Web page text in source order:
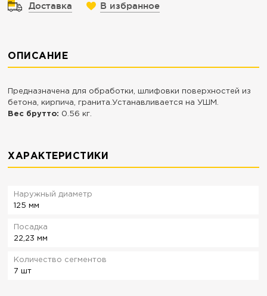
Доставка В избранное
ОПИСАНИЕ
Предназначена для обработки, шлифовки поверхностей из
бетона, кирпича, гранита.Устанавливается на УШМ.
Вес брутто: 0.56 кг.
ХАРАКТЕРИСТИКИ
Наружный диаметр
125 мм
Посадка
22,23 мм
Количество сегментов
7 шт